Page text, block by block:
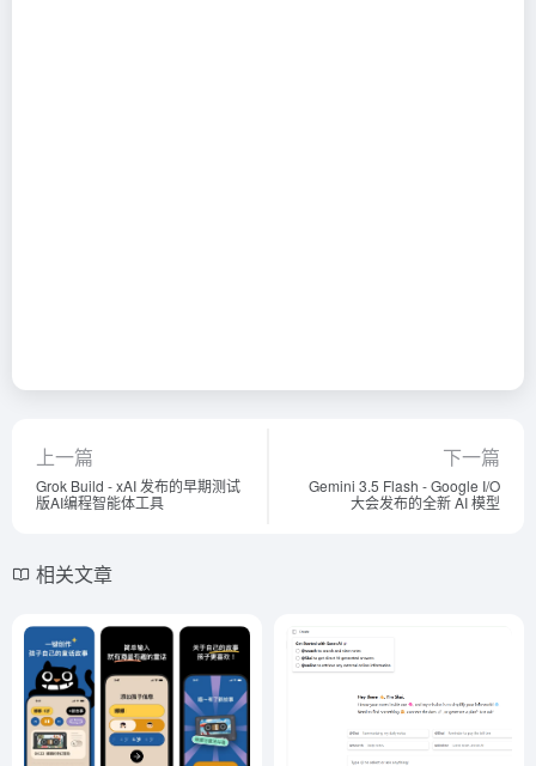
上一篇
Grok Build - xAI 发布的早期测试
版AI编程智能体工具
下一篇
Gemini 3.5 Flash - Google I/O
大会发布的全新 AI 模型
相关文章